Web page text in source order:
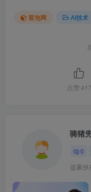
冒泡网 AI技术
点赞 417
骑猪
0
这家